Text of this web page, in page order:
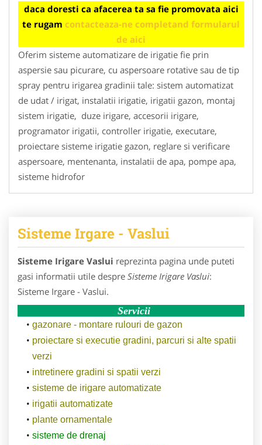
daca doresti ca afacerea ta sa fie promovata aici
te rugam contacteaza-ne completand formularul
de aici
Oferim sisteme automatizare de irigatie fie prin
aspersie sau picurare, cu aspersoare rotative sau de tip
spray pentru irigarea gradinii tale: sistem automatizat
de udat / irigat, instalatii irigatie, irigatii gazon, montaj
sistem irigatie, duze irigare, accesorii irigare,
programator irigatii, controller irigatie, executare,
proiectare sisteme irigatie gazon, reglare si verificare
aspersoare, mentenanta, instalatii de apa, pompe apa,
sisteme hidrofor
Sisteme Irgare - Vaslui
Sisteme Irigare Vaslui reprezinta pagina unde puteti
gasi informatii utile despre Sisteme Irigare Vaslui:
Sisteme Irgare - Vaslui.
Servicii
gazonare - montare rulouri de gazon
proiectare si executie gradini, parcuri si alte spatii
verzi
intretinere gradini si spatii verzi
sisteme de irigare automatizate
irigatii automatizate
plante ornamentale
sisteme de drenaj